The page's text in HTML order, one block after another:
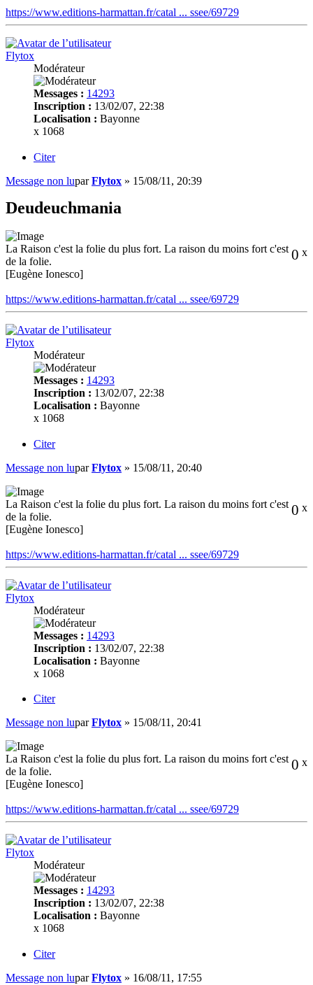
https://www.editions-harmattan.fr/catal ... ssee/69729
Flytox
Modérateur
Messages : 14293
Inscription : 13/02/07, 22:38
Localisation : Bayonne
x 1068
Citer
Message non luparFlytox » 15/08/11, 20:39
Deudeuchmania
0 x
La Raison c'est la folie du plus fort. La raison du moins fort c'est
de la folie.
[Eugène Ionesco]
https://www.editions-harmattan.fr/catal ... ssee/69729
Flytox
Modérateur
Messages : 14293
Inscription : 13/02/07, 22:38
Localisation : Bayonne
x 1068
Citer
Message non luparFlytox » 15/08/11, 20:40
0 x
La Raison c'est la folie du plus fort. La raison du moins fort c'est
de la folie.
[Eugène Ionesco]
https://www.editions-harmattan.fr/catal ... ssee/69729
Flytox
Modérateur
Messages : 14293
Inscription : 13/02/07, 22:38
Localisation : Bayonne
x 1068
Citer
Message non luparFlytox » 15/08/11, 20:41
0 x
La Raison c'est la folie du plus fort. La raison du moins fort c'est
de la folie.
[Eugène Ionesco]
https://www.editions-harmattan.fr/catal ... ssee/69729
Flytox
Modérateur
Messages : 14293
Inscription : 13/02/07, 22:38
Localisation : Bayonne
x 1068
Citer
Message non luparFlytox » 16/08/11, 17:55